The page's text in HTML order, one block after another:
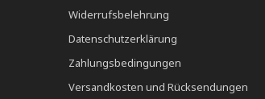
Widerrufsbelehrung
Datenschutzerklärung
Zahlungsbedingungen
Versandkosten und Rücksendungen